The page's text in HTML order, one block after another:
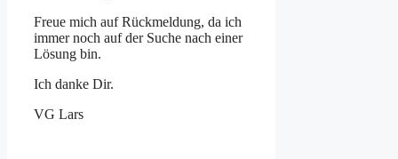
Freue mich auf Rückmeldung, da ich
immer noch auf der Suche nach einer
Lösung bin.
Ich danke Dir.
VG Lars